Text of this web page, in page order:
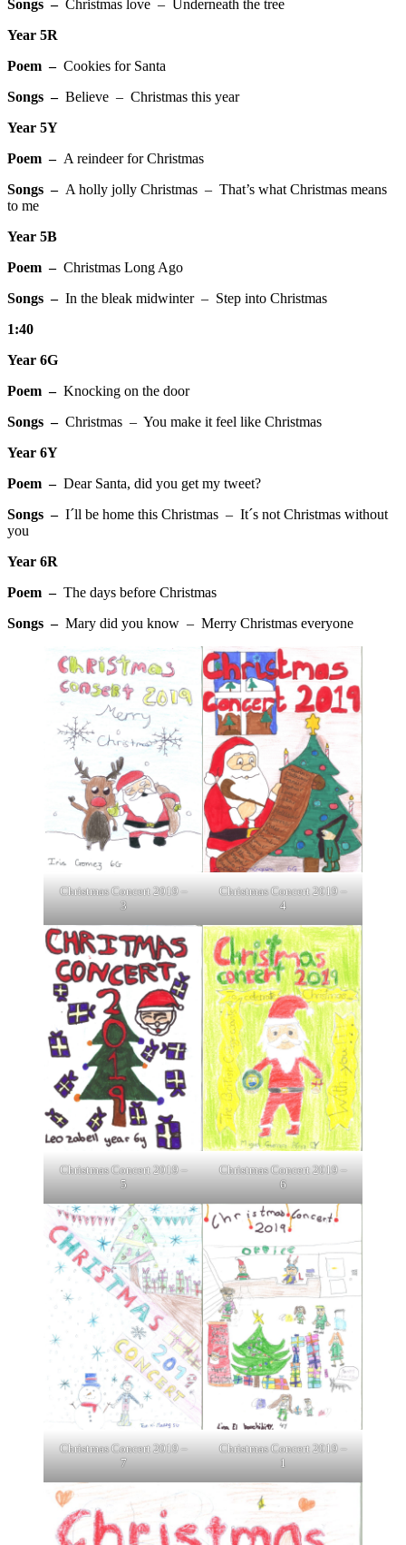
Songs – Christmas love – Underneath the tree
Year 5R
Poem – Cookies for Santa
Songs – Believe – Christmas this year
Year 5Y
Poem – A reindeer for Christmas
Songs – A holly jolly Christmas – That’s what Christmas means
to me
Year 5B
Poem – Christmas Long Ago
Songs – In the bleak midwinter – Step into Christmas
1:40
Year 6G
Poem – Knocking on the door
Songs – Christmas – You make it feel like Christmas
Year 6Y
Poem – Dear Santa, did you get my tweet?
Songs – I´ll be home this Christmas – It´s not Christmas without
you
Year 6R
Poem – The days before Christmas
Songs – Mary did you know – Merry Christmas everyone
Christmas Concert 2019 –
3
Christmas Concert 2019 –
4
Christmas Concert 2019 –
5
Christmas Concert 2019 –
6
Christmas Concert 2019 –
7
Christmas Concert 2019 –
1